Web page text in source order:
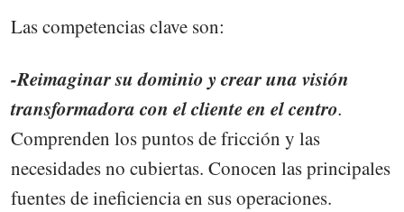
Las competencias clave son:
-Reimaginar su dominio y crear una visión
transformadora con el cliente en el centro.
Comprenden los puntos de fricción y las
necesidades no cubiertas. Conocen las principales
fuentes de ineficiencia en sus operaciones.